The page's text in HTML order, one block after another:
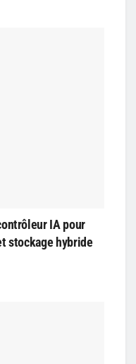
IA pour
stockage hybride